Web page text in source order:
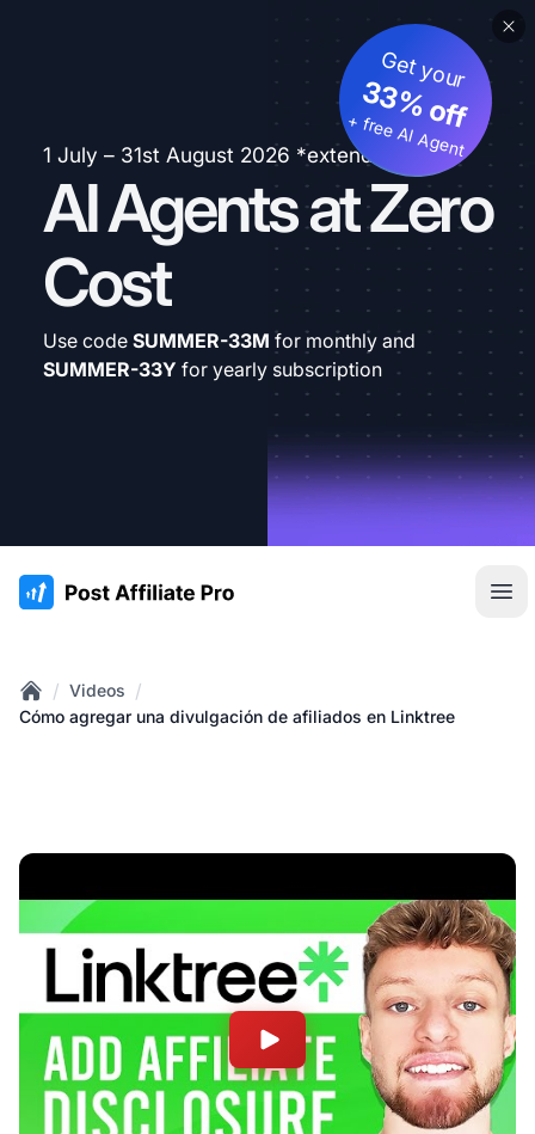
1 July – 31st August 2026 *extended
AI Agents at Zero
Cost
Get your
33% off
+ free AI Agent
Use code SUMMER-33M for monthly and
SUMMER-33Y for yearly subscription
:site.title
Home
/ Videos /
Cómo agregar una divulgación de afiliados en Linktree